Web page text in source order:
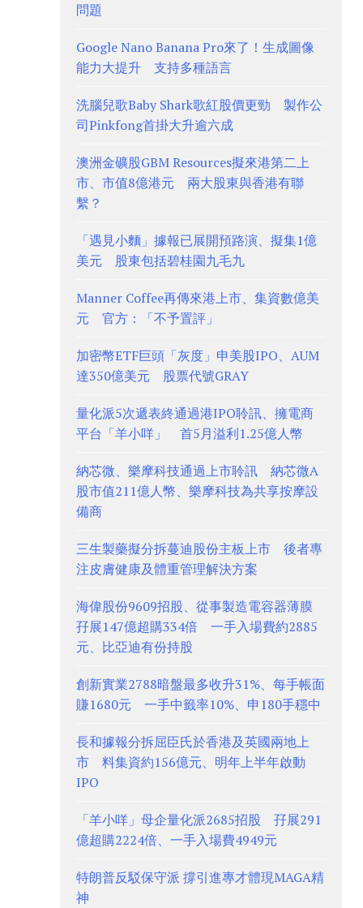
問題
Google Nano Banana Pro來了！生成圖像
能力大提升 支持多種語言
洗腦兒歌Baby Shark歌紅股價更勁 製作公
司Pinkfong首掛大升逾六成
澳洲金礦股GBM Resources擬來港第二上
市、市值8億港元 兩大股東與香港有聯
繫？
「遇見小麵」據報已展開預路演、擬集1億
美元 股東包括碧桂園九毛九
Manner Coffee再傳來港上市、集資數億美
元 官方：「不予置評」
加密幣ETF巨頭「灰度」申美股IPO、AUM
達350億美元 股票代號GRAY
量化派5次遞表終通過港IPO聆訊、擁電商
平台「羊小咩」 首5月溢利1.25億人幣
納芯微、樂摩科技通過上市聆訊 納芯微A
股市值211億人幣、樂摩科技為共享按摩設
備商
三生製藥擬分拆蔓迪股份主板上市 後者專
注皮膚健康及體重管理解決方案
海偉股份9609招股、從事製造電容器薄膜
孖展147億超購334倍 一手入場費約2885
元、比亞迪有份持股
創新實業2788暗盤最多收升31%、每手帳面
賺1680元 一手中籤率10%、申180手穩中
長和據報分拆屈臣氏於香港及英國兩地上
市 料集資約156億元、明年上半年啟動
IPO
「羊小咩」母企量化派2685招股 孖展291
億超購2224倍、一手入場費4949元
特朗普反駁保守派 撐引進專才體現MAGA精
神